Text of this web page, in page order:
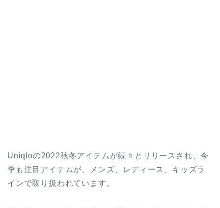
Uniqloの2022秋冬アイテムが続々とリリースされ、今
季も注目アイテムが、メンズ、レディース、キッズラ
インで取り扱われています。